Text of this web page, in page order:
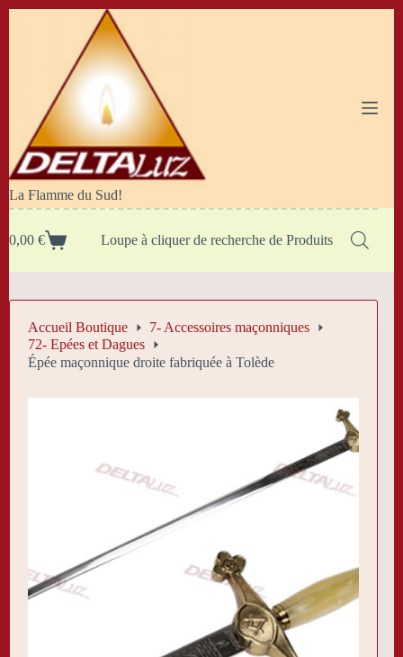
La Flamme du Sud!
Panier
0,00 € Loupe à cliquer de recherche de Produits
Accueil Boutique
7- Accessoires maçonniques
72- Epées et Dagues
Épée maçonnique droite fabriquée à Tolède